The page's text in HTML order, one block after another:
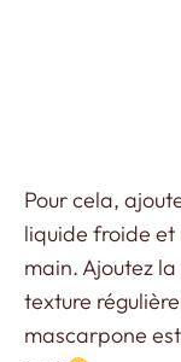
Pour cela,
liquide froide et
main. Ajoutez
texture
mascarpone